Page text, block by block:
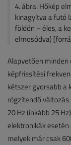
4. ábra: Hőkép
kinagyítva a futó
földön – éles, a
elmosódva)
Alapvetően
képfrissítési
kétszer gyorsabb a
rögzítendő
20 Hz (inkább 25
elektronikák
melyek már csak